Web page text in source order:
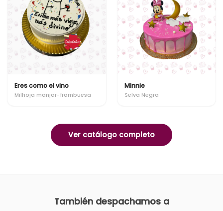
Eres como el vino
Milhoja manjar-frambuesa
Minnie
Selva Negra
Ver catálogo completo
También despachamos a